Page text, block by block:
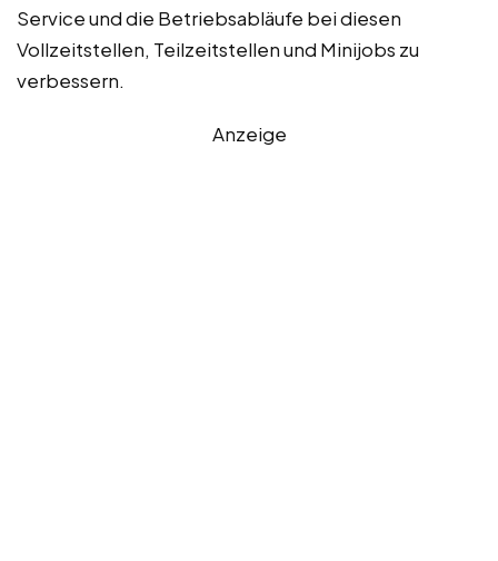
Service und die Betriebsabläufe bei diesen
Vollzeitstellen, Teilzeitstellen und Minijobs zu
verbessern.
Anzeige